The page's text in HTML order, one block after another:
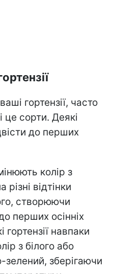
гортензії, часто
це сорти. Деякі
до перших
колір з
різні відтінки
створюючи
перших осінніх
гортензії навпаки
з білого або
зберігаючи